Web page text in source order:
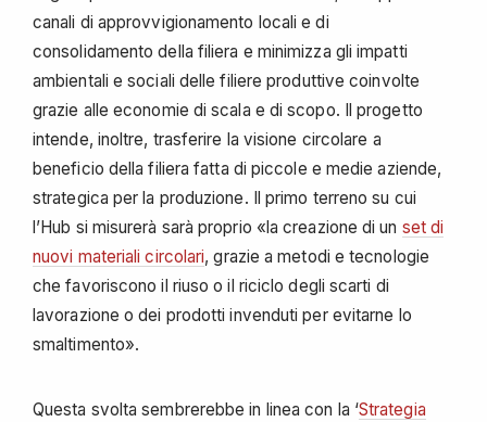
canali di approvvigionamento locali e di
consolidamento della filiera e minimizza gli impatti
ambientali e sociali delle filiere produttive coinvolte
grazie alle economie di scala e di scopo. Il progetto
intende, inoltre, trasferire la visione circolare a
beneficio della filiera fatta di piccole e medie aziende,
strategica per la produzione. Il primo terreno su cui
l’Hub si misurerà sarà proprio «la creazione di un set di
nuovi materiali circolari, grazie a metodi e tecnologie
che favoriscono il riuso o il riciclo degli scarti di
lavorazione o dei prodotti invenduti per evitarne lo
smaltimento».
Questa svolta sembrerebbe in linea con la ‘Strategia